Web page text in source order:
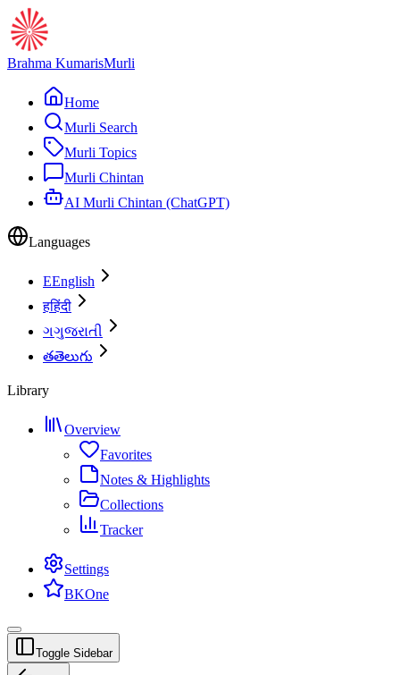
Brahma KumarisMurli
Home
Murli Search
Murli Topics
Murli Chintan
AI Murli Chintan (ChatGPT)
Languages
EEnglish
हहिंदी
ગગુજરાતી
తతెలుగు
Library
Overview
Favorites
Notes & Highlights
Collections
Tracker
Settings
BKOne
Toggle Sidebar